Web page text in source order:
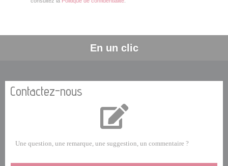
En un clic
Contactez-nous
Une question, une remarque, une suggestion, un commentaire ?